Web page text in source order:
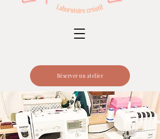
Réserver un atelier